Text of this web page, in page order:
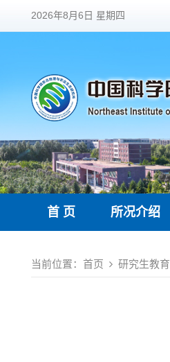
2026年8月6日 星期四
首 页 所况介绍
当前位置： 首页 研究生教育